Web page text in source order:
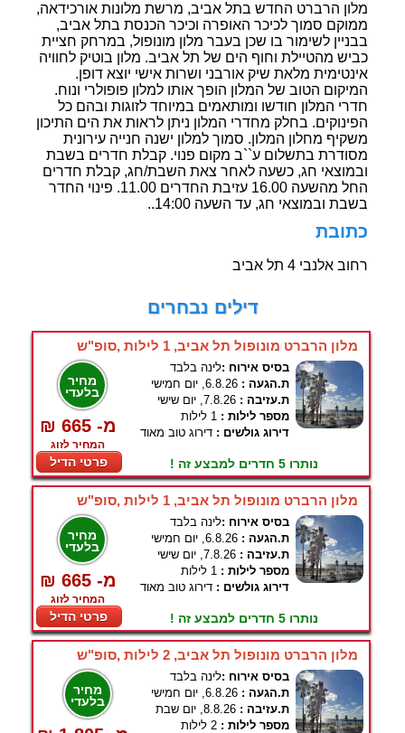
מלון הרברט החדש בתל אביב, מרשת מלונות אורכידאה,
ממוקם סמוך לכיכר האופרה וכיכר הכנסת בתל אביב,
בבניין לשימור בו שכן בעבר מלון מונופול, במרחק חציית
כביש מהטיילת וחוף הים של תל אביב. מלון בוטיק לחוויה
אינטימית מלאת שיק אורבני ושרות אישי יוצא דופן.
המיקום הטוב של המלון הופך אותו למלון פופולרי ונוח.
חדרי המלון חודשו ומותאמים במיוחד לזוגות ובהם כל
הפינוקים. בחלק מחדרי המלון ניתן לראות את הים התיכון
משקיף מחלון המלון. סמוך למלון ישנה חנייה עירונית
מסודרת בתשלום ע``ב מקום פנוי. קבלת חדרים בשבת
ובמוצאי חג, כשעה לאחר צאת השבת/חג, קבלת חדרים
החל מהשעה 16.00 עזיבת החדרים 11.00. פינוי החדר
בשבת ובמוצאי חג, עד השעה 14:00..
כתובת
רחוב אלנבי 4 תל אביב
דילים נבחרים
מלון הרברט מונופול תל אביב, 1 לילות ,סופ"ש
מחיר
בלעדי
₪ 665 -מ
המחיר לזוג
פרטי הדיל
בסיס אירוח :לינה בלבד
ת.הגעה : 6.8.26, יום חמישי
ת.עזיבה : 7.8.26, יום שישי
מספר לילות : 1 לילות
דירוג גולשים : דירוג טוב מאוד
נותרו 5 חדרים למבצע זה !
מלון הרברט מונופול תל אביב, 1 לילות ,סופ"ש
מחיר
בלעדי
₪ 665 -מ
המחיר לזוג
פרטי הדיל
בסיס אירוח :לינה בלבד
ת.הגעה : 6.8.26, יום חמישי
ת.עזיבה : 7.8.26, יום שישי
מספר לילות : 1 לילות
דירוג גולשים : דירוג טוב מאוד
נותרו 5 חדרים למבצע זה !
מלון הרברט מונופול תל אביב, 2 לילות ,סופ"ש
מחיר
בלעדי
בסיס אירוח :לינה בלבד
ת.הגעה : 6.8.26, יום חמישי
ת.עזיבה : 8.8.26, יום שבת
מספר לילות : 2 לילות